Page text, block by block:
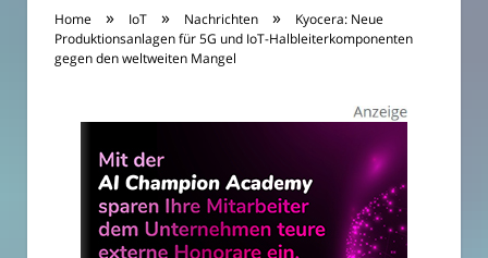
Home » IoT » Nachrichten »
Kyocera: Neue
Produktionsanlagen für 5G und IoT-Halbleiterkomponenten
gegen den weltweiten Mangel